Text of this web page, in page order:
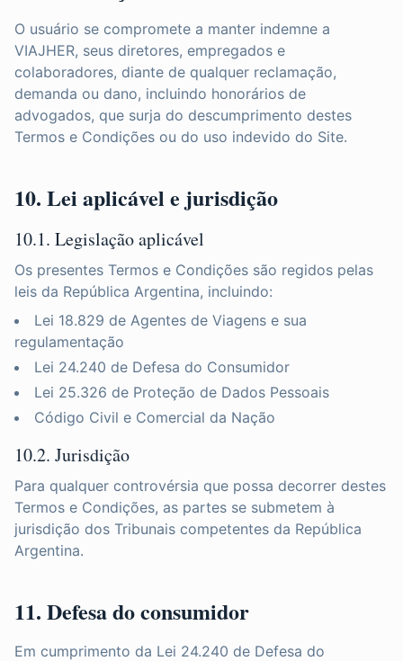
O usuário se compromete a manter indemne a
VIAJHER, seus diretores, empregados e
colaboradores, diante de qualquer reclamação,
demanda ou dano, incluindo honorários de
advogados, que surja do descumprimento destes
Termos e Condições ou do uso indevido do Site.
10. Lei aplicável e jurisdição
10.1. Legislação aplicável
Os presentes Termos e Condições são regidos pelas
leis da República Argentina, incluindo:
Lei 18.829 de Agentes de Viagens e sua
regulamentação
Lei 24.240 de Defesa do Consumidor
Lei 25.326 de Proteção de Dados Pessoais
Código Civil e Comercial da Nação
10.2. Jurisdição
Para qualquer controvérsia que possa decorrer destes
Termos e Condições, as partes se submetem à
jurisdição dos Tribunais competentes da República
Argentina.
11. Defesa do consumidor
Em cumprimento da Lei 24.240 de Defesa do